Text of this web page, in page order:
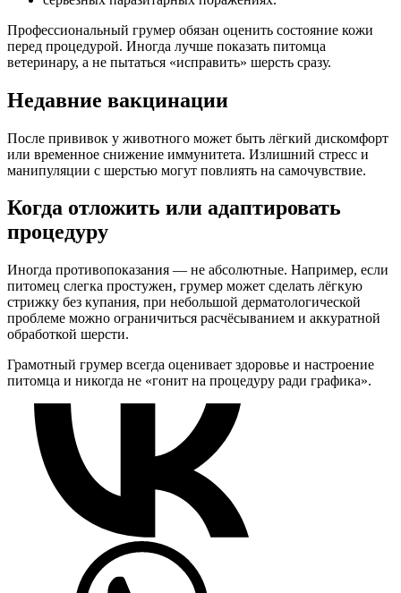
Профессиональный грумер обязан оценить состояние кожи
перед процедурой. Иногда лучше показать питомца
ветеринару, а не пытаться «исправить» шерсть сразу.
Недавние вакцинации
После прививок у животного может быть лёгкий дискомфорт
или временное снижение иммунитета. Излишний стресс и
манипуляции с шерстью могут повлиять на самочувствие.
Когда отложить или адаптировать
процедуру
Иногда противопоказания — не абсолютные. Например, если
питомец слегка простужен, грумер может сделать лёгкую
стрижку без купания, при небольшой дерматологической
проблеме можно ограничиться расчёсыванием и аккуратной
обработкой шерсти.
Грамотный грумер всегда оценивает здоровье и настроение
питомца и никогда не «гонит на процедуру ради графика».